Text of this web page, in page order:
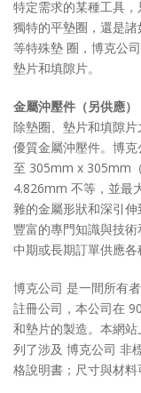
特定需求的某種工具
獨特的平墊圈，還是
等特殊墊 圈，博克公
墊片和填隙片。
金屬沖壓件（另供應）
除墊圈、墊片和填隙
優質金屬沖壓件。博
至 305mm x 305mm
4.826mm 不等，並最
雜的金屬形狀和深引
豐富的專門知識與技術
中期或長期訂單供應各
博克公司 是一間所有
註冊公司，本公司在
和墊片的製造。本網
列了涉及 博克公司 非
格說明書；尺寸與材料